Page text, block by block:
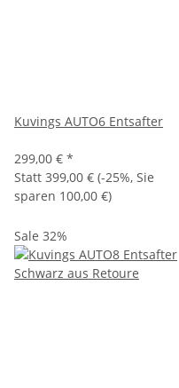
Kuvings AUTO6 Entsafter
299,00 € *
Statt 399,00 € (-25%, Sie
sparen 100,00 €)
Sale 32%